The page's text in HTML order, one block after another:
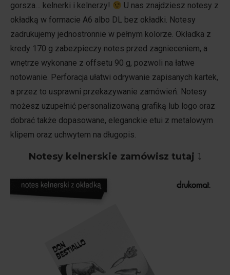
gorsza… kelnerki i kelnerzy!
U nas znajdziesz notesy z
okładką w formacie A6 albo DL bez okładki. Notesy
zadrukujemy jednostronnie w pełnym kolorze. Okładka z
kredy 170 g zabezpieczy notes przed zagnieceniem, a
wnętrze wykonane z offsetu 90 g, pozwoli na łatwe
notowanie. Perforacja ułatwi odrywanie zapisanych kartek,
a przez to usprawni przekazywanie zamówień. Notesy
możesz uzupełnić personalizowaną grafiką lub logo oraz
dobrać także dopasowane, eleganckie etui z metalowym
klipem oraz uchwytem na długopis.
Notesy kelnerskie zamówisz tutaj ⤵